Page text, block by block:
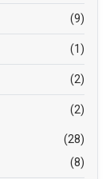
(9)
(1)
(2)
(2)
(28)
(8)